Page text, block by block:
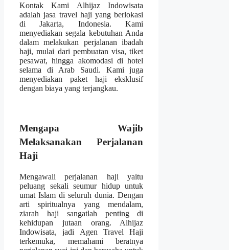
Kontak Kami Alhijaz Indowisata
adalah jasa travel haji yang berlokasi
di Jakarta, Indonesia. Kami
menyediakan segala kebutuhan Anda
dalam melakukan perjalanan ibadah
haji, mulai dari pembuatan visa, tiket
pesawat, hingga akomodasi di hotel
selama di Arab Saudi. Kami juga
menyediakan paket haji eksklusif
dengan biaya yang terjangkau.
Mengapa Wajib
Melaksanakan Perjalanan
Haji
Mengawali perjalanan haji yaitu
peluang sekali seumur hidup untuk
umat Islam di seluruh dunia. Dengan
arti spiritualnya yang mendalam,
ziarah haji sangatlah penting di
kehidupan jutaan orang. Alhijaz
Indowisata, jadi Agen Travel Haji
terkemuka, memahami beratnya